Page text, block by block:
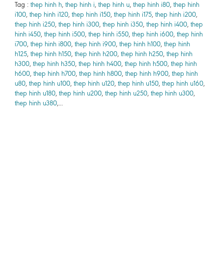
Tag : thep hinh h, thep hinh i, thep hinh u, thep hinh i80, thep hinh
i100, thep hinh i120, thep hinh i150, thep hinh i175, thep hinh i200,
thep hinh i250, thep hinh i300, thep hinh i350, thep hinh i400, thep
hinh i450, thep hinh i500, thep hinh i550, thep hinh i600, thep hinh
i700, thep hinh i800, thep hinh i900, thep hinh h100, thep hinh
h125, thep hinh h150, thep hinh h200, thep hinh h250, thep hinh
h300, thep hinh h350, thep hinh h400, thep hinh h500, thep hinh
h600, thep hinh h700, thep hinh h800, thep hinh h900, thep hinh
u80, thep hinh u100, thep hinh u120, thep hinh u150, thep hinh u160,
thep hinh u180, thep hinh u200, thep hinh u250, thep hinh u300,
thep hinh u380,...